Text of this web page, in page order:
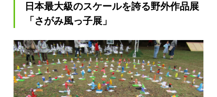
日本最大級のスケールを誇る野外作品展
「さがみ風っ子展」